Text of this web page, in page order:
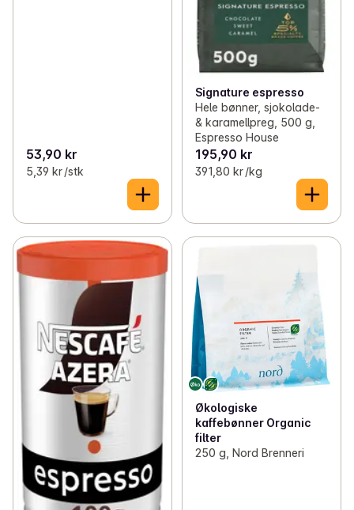
53,90 kr
5,39 kr /stk
Signature espresso
Hele bønner, sjokolade-
& karamellpreg, 500 g,
Espresso House
195,90 kr
391,80 kr /kg
Økologiske
kaffebønner Organic
filter
250 g, Nord Brenneri